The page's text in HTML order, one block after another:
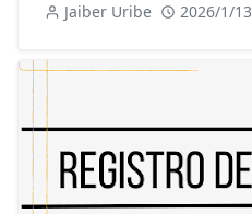
Jaiber Uribe 2026/1/13